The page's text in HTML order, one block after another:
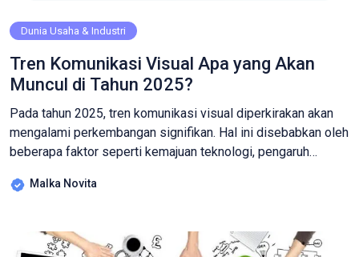
Dunia Usaha & Industri
Tren Komunikasi Visual Apa yang Akan
Muncul di Tahun 2025?
Pada tahun 2025, tren komunikasi visual diperkirakan akan
mengalami perkembangan signifikan. Hal ini disebabkan oleh
beberapa faktor seperti kemajuan teknologi, pengaruh
Tren ini mencakup berbagai elemen desain yang inovatif dan
yang diprediksi akan populer di tahun 2025!: Integrasi AI
dalam […]
Malka Novita